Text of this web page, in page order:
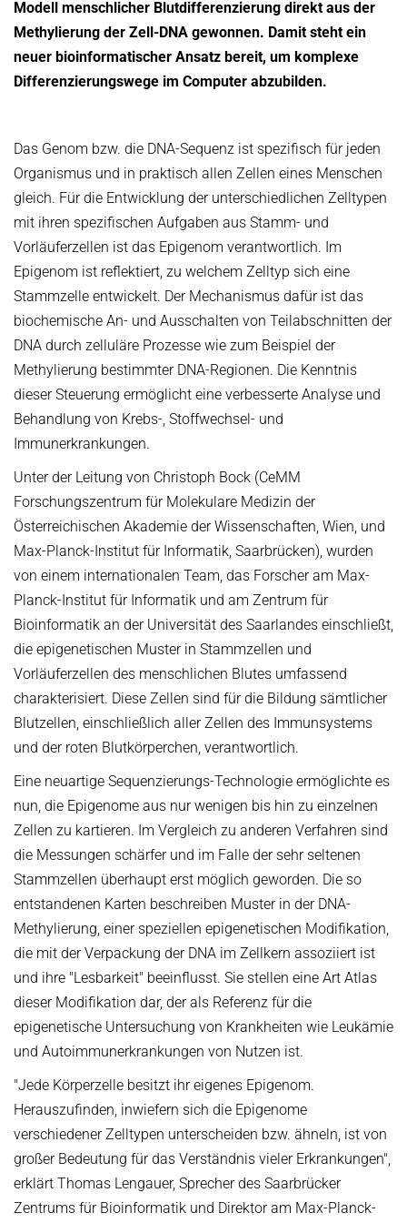
OMBUDSMANN FÜR GUTE WISSENSCHAFTLICHE PRAXIS UND
PROMOTIONSANGELEGENHEITEN
BETRIEBSARZT
Kuratorium
JUBILÄEN
Modell menschlicher Blutdifferenzierung direkt aus der
Methylierung der Zell-DNA gewonnen. Damit steht ein
neuer bioinformatischer Ansatz bereit, um komplexe
Differenzierungswege im Computer abzubilden.
Das Genom bzw. die DNA-Sequenz ist spezifisch für jeden
Organismus und in praktisch allen Zellen eines Menschen
gleich. Für die Entwicklung der unter­schiedlichen Zell­typen
mit ihren spezifischen Aufgaben aus Stamm- und
Vorläuferzellen ist das Epigenom verantwortlich. Im
Epigenom ist reflektiert, zu welchem Zelltyp sich eine
Stammzelle entwickelt. Der Mechanismus dafür ist das
biochemische An- und Ausschalten von Teilabschnitten der
DNA durch zelluläre Prozesse wie zum Beispiel der
Methylierung bestimmter DNA-Regionen. Die Kenntnis
dieser Steuerung ermöglicht eine verbesserte Analyse und
Behandlung von Krebs-, Stoffwechsel- und
Immunerkrankungen.
Unter der Leitung von Christoph Bock (CeMM
Forschungszentrum für Molekulare Medizin der
Österreichischen Akademie der Wissenschaften, Wien, und
Max-Planck-Institut für Informatik, Saarbrücken), wurden
von einem internationalen Team, das Forscher am Max-
Planck-Institut für Informatik und am Zentrum für
Bioinformatik an der Universität des Saarlandes einschließt,
die epigenetischen Muster in Stammzellen und
Vorläuferzellen des menschlichen Blutes umfassend
charakterisiert. Diese Zellen sind für die Bildung sämtlicher
Blutzellen, einschließlich aller Zellen des Immunsystems
und der roten Blutkörperchen, verantwortlich.
Eine neuartige Sequenzierungs-Technologie ermöglichte es
nun, die Epigenome aus nur wenigen bis hin zu einzelnen
Zellen zu kartieren. Im Vergleich zu anderen Verfahren sind
die Messungen schärfer und im Falle der sehr seltenen
Stammzellen überhaupt erst möglich geworden. Die so
entstandenen Karten beschreiben Muster in der DNA-
Methylierung, einer speziellen epigenetischen Modifikation,
die mit der Verpackung der DNA im Zellkern assoziiert ist
und ihre "Lesbarkeit" beeinflusst. Sie stellen eine Art Atlas
dieser Modifikation dar, der als Referenz für die
epigenetische Untersuchung von Krankheiten wie Leukämie
und Autoimmunerkrankungen von Nutzen ist.
"Jede Körperzelle besitzt ihr eigenes Epigenom.
Herauszufinden, inwiefern sich die Epigenome
verschiedener Zelltypen unterscheiden bzw. ähneln, ist von
großer Bedeutung für das Verständnis vieler Erkrankungen",
erklärt Thomas Lengauer, Sprecher des Saarbrücker
Zentrums für Bioinformatik und Direktor am Max-Planck-